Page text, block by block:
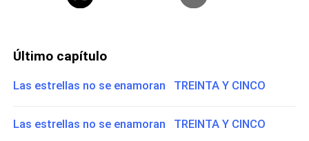
Último capítulo
Las estrellas no se enamoran TREINTA Y CINCO
Las estrellas no se enamoran TREINTA Y CINCO